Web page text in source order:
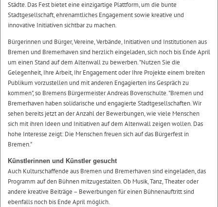
Städte. Das Fest bietet eine einzigartige Plattform, um die bunte
Stadtgesellschaft, ehrenamtliches Engagement sowie kreative und
innovative Initiativen sichtbar zu machen.
Bürgerinnen und Bürger, Vereine, Verbände, Initiativen und Institutionen aus
Bremen und Bremerhaven sind herzlich eingeladen, sich noch bis Ende April
um einen Stand auf dem Altenwall zu bewerben. "Nutzen Sie die
Gelegenheit, Ihre Arbeit, Ihr Engagement oder Ihre Projekte einem breiten
Publikum vorzustellen und mit anderen Engagierten ins Gespräch zu
kommen", so Bremens Bürgermeister Andreas Bovenschulte. "Bremen und
Bremerhaven haben solidarische und engagierte Stadtgesellschaften. Wir
sehen bereits jetzt an der Anzahl der Bewerbungen, wie viele Menschen
sich mit ihren Ideen und Initiativen auf dem Altenwall zeigen wollen. Das
hohe Interesse zeigt: Die Menschen freuen sich auf das Bürgerfest in
Bremen."
Künstlerinnen und Künstler gesucht
Auch Kulturschaffende aus Bremen und Bremerhaven sind eingeladen, das
Programm auf den Bühnen mitzugestalten. Ob Musik, Tanz, Theater oder
andere kreative Beiträge – Bewerbungen für einen Bühnenauftritt sind
ebenfalls noch bis Ende April möglich.